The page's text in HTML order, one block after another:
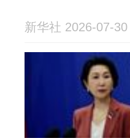
新华社 2026-07-30